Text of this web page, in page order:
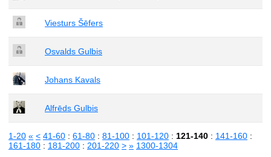
Viesturs Šēfers
Osvalds Gulbis
Johans Kavals
Alfrēds Gulbis
1-20 « < 41-60 : 61-80 : 81-100 : 101-120 : 121-140 : 141-160 :
161-180 : 181-200 : 201-220 > » 1300-1304